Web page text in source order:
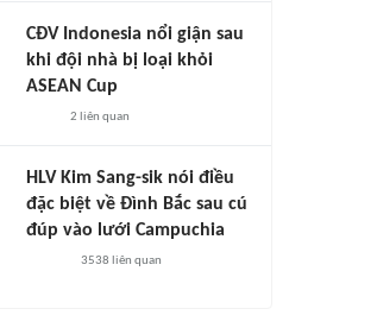
CĐV Indonesia nổi giận sau
khi đội nhà bị loại khỏi
ASEAN Cup
2 liên quan
HLV Kim Sang-sik nói điều
đặc biệt về Đình Bắc sau cú
đúp vào lưới Campuchia
3538 liên quan